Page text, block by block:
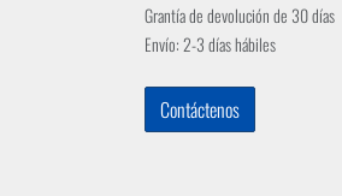
Grantía de devolución de 30 días
Envío: 2-3 días hábiles
Contáctenos